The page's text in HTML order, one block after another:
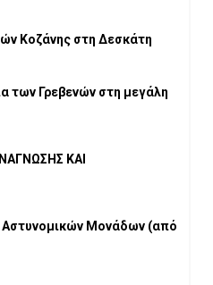
Κοζάνης στη Δεσκάτη
των Γρεβενών στη μεγάλη
ΚΑΙ
Μονάδων (από